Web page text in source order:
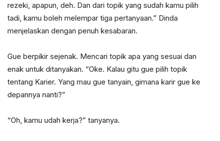
rezeki, apapun, deh. Dan dari topik yang sudah kamu pilih
tadi, kamu boleh melempar tiga pertanyaan.” Dinda
menjelaskan dengan penuh kesabaran.
Gue berpikir sejenak. Mencari topik apa yang sesuai dan
enak untuk ditanyakan. “Oke. Kalau gitu gue pilih topik
tentang Karier. Yang mau gue tanyain, gimana karir gue ke
depannya nanti?”
“Oh, kamu udah kerja?” tanyanya.